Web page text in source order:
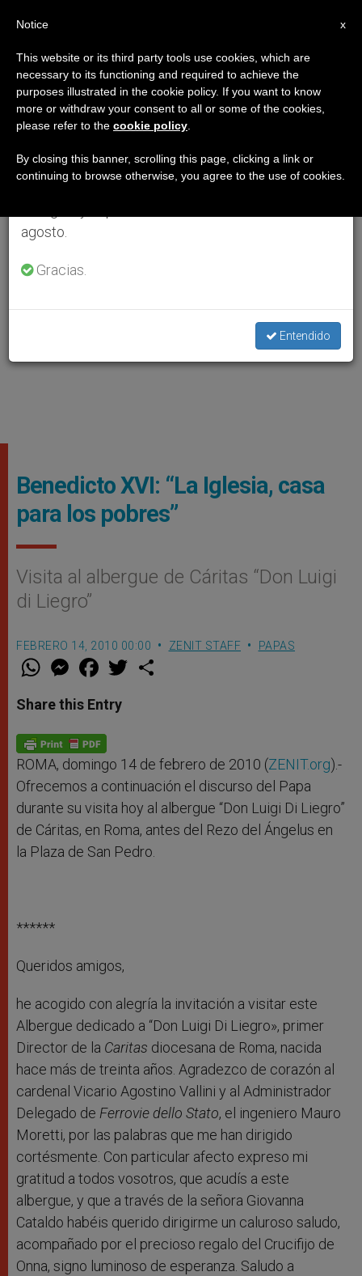
Benedicto XVI: “La Iglesia, casa
para los pobres”
Visita al albergue de Cáritas “Don Luigi
di Liegro”
FEBRERO 14, 2010 00:00 ZENIT STAFF PAPAS
W
t
s
p
p
M
e
s
e
g
e
r
F
a
e
b
o
k
w
Share this Entry
ROMA, domingo 14 de febrero de 2010 (ZENIT.org).-
Ofrecemos a continuación el discurso del Papa
durante su visita hoy al albergue “Don Luigi Di Liegro”
de Cáritas, en Roma, antes del Rezo del Ángelus en
la Plaza de San Pedro.
******
Queridos amigos,
he acogido con alegría la invitación a visitar este
Albergue dedicado a “Don Luigi Di Liegro», primer
Director de la Caritas diocesana de Roma, nacida
hace más de treinta años. Agradezco de corazón al
cardenal Vicario Agostino Vallini y al Administrador
Delegado de Ferrovie dello Stato, el ingeniero Mauro
Moretti, por las palabras que me han dirigido
cortésmente. Con particular afecto expreso mi
gratitud a todos vosotros, que acudís a este
albergue, y que a través de la señora Giovanna
Cataldo habéis querido dirigirme un caluroso saludo,
acompañado por el precioso regalo del Crucifijo de
Onna, signo luminoso de esperanza. Saludo a
×
Aviso importante
Del 27 de julio al 7 de agosto haremos la pausa
anual, aprovechando que en el periodo de verano
se generan menos informaciones y también el
agosto.
Gracias.
Entendido
x
Notice
This website or its third party tools use cookies, which are
necessary to its functioning and required to achieve the
purposes illustrated in the cookie policy. If you want to know
more or withdraw your consent to all or some of the cookies,
please refer to the cookie policy
By closing this banner, scrolling this page, clicking a link or
continuing to browse otherwise, you agree to the use of cookies.